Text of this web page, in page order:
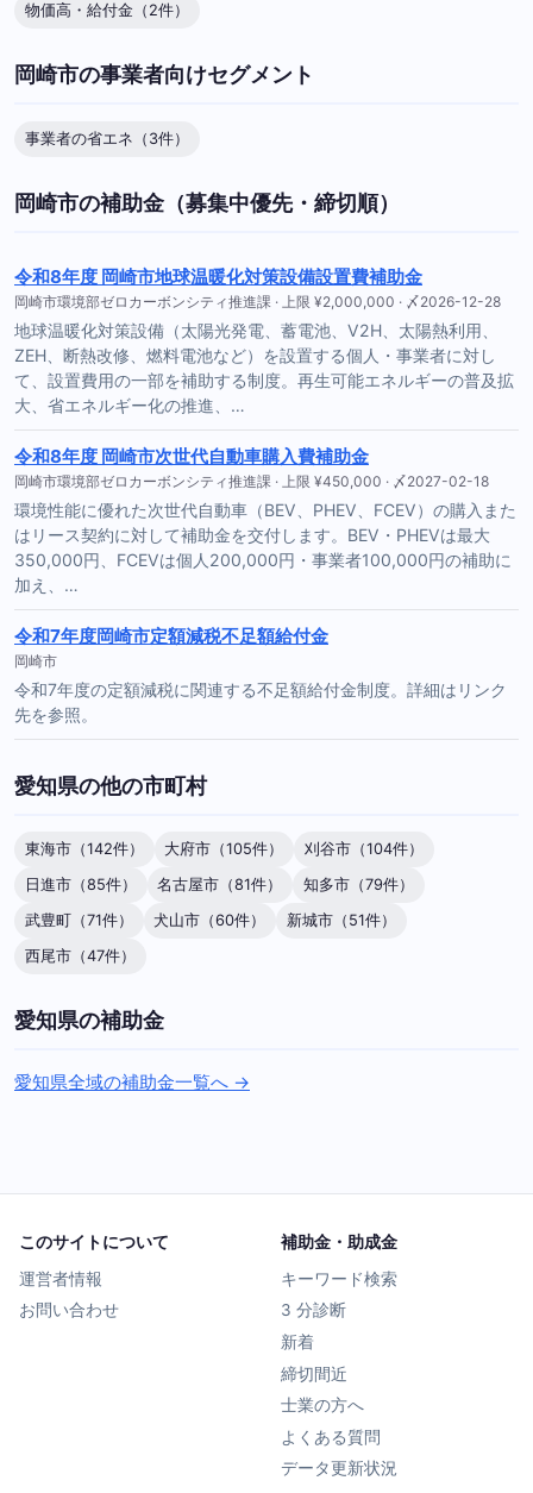
物価高・給付金（2件）
岡崎市の事業者向けセグメント
事業者の省エネ（3件）
岡崎市の補助金（募集中優先・締切順）
令和8年度 岡崎市地球温暖化対策設備設置費補助金
岡崎市環境部ゼロカーボンシティ推進課 · 上限 ¥2,000,000 · 〆2026-12-28
地球温暖化対策設備（太陽光発電、蓄電池、V2H、太陽熱利用、
ZEH、断熱改修、燃料電池など）を設置する個人・事業者に対し
て、設置費用の一部を補助する制度。再生可能エネルギーの普及拡
大、省エネルギー化の推進、…
令和8年度 岡崎市次世代自動車購入費補助金
岡崎市環境部ゼロカーボンシティ推進課 · 上限 ¥450,000 · 〆2027-02-18
環境性能に優れた次世代自動車（BEV、PHEV、FCEV）の購入また
はリース契約に対して補助金を交付します。BEV・PHEVは最大
350,000円、FCEVは個人200,000円・事業者100,000円の補助に
加え、…
令和7年度岡崎市定額減税不足額給付金
岡崎市
令和7年度の定額減税に関連する不足額給付金制度。詳細はリンク
先を参照。
愛知県の他の市町村
東海市（142件） 大府市（105件）
刈谷市（104件）
日進市（85件）
名古屋市（81件）
知多市（79件）
武豊町（71件）
犬山市（60件）
新城市（51件）
西尾市（47件）
愛知県の補助金
愛知県全域の補助金一覧へ →
このサイトについて
運営者情報
お問い合わせ
補助金・助成金
キーワード検索
3 分診断
新着
締切間近
士業の方へ
よくある質問
データ更新状況